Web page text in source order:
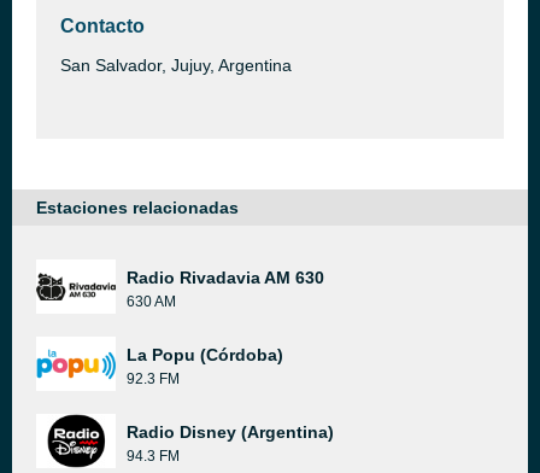
Contacto
San Salvador, Jujuy, Argentina
Estaciones relacionadas
Radio Rivadavia AM 630
630 AM
La Popu (Córdoba)
92.3 FM
Radio Disney (Argentina)
94.3 FM